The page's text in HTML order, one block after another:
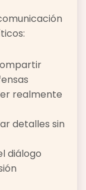
realmente
detalles sin
diálogo